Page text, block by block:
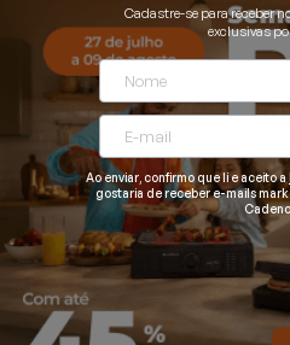
Cadastre-se para receber
exclusivas
Ao enviar, confirmo que li e aceito a
gostaria de receber e-mails
Liquidificadores
Grills e Sanduicheiras
Chaleiras Elétricas
Cafeteiras
Fritadeiras
Climatizadores
Ventiladores
Secadores
Cortadores de Cabelo
Pranchas